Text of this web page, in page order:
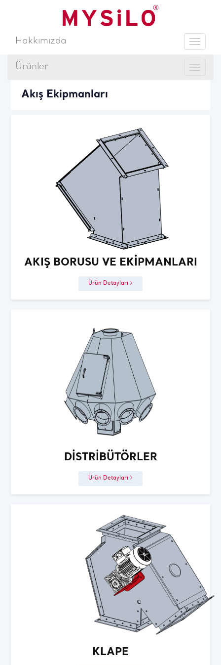
Hakkımızda
Ürünler
Akış Ekipmanları
AKIŞ BORUSU VE EKIPMANLARI
Ürün Detayları
DISTRIBÜTÖRLER
Ürün Detayları
KLAPE